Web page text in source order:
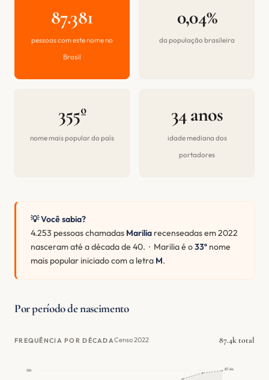
87.381
pessoas com este nome no
Brasil
0,04%
da população brasileira
355º
nome mais popular do país
34 anos
idade mediana dos
portadores
💡 Você sabia?
4.253 pessoas chamadas Marilia recenseadas em 2022
nasceram até a década de 40. · Marilia é o33º nome
mais popular iniciado com a letra M.
Por período de nascimento
FREQUÊNCIA POR DÉCADACenso 2022 87.4k total
88k 87.4k